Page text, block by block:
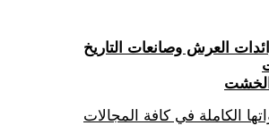
العرش وصانعات التاريخ
الخشت
الكاملة في كافة المجالات